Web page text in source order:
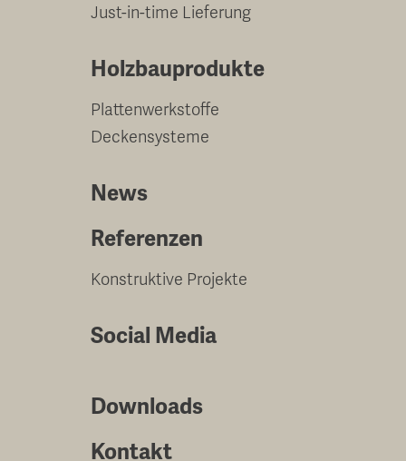
Just-in-time Lieferung
Holzbauprodukte
Plattenwerkstoffe
Deckensysteme
News
Referenzen
Konstruktive Projekte
Social Media
Downloads
Kontakt